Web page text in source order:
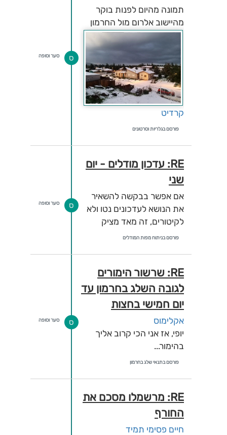
תמונה מהיום לפנות בוקר
מהיישוב אלרום מול החרמון
קרדיט
פורסם בגלריות וסרטונים
ס סער וסופה
RE: עדכון מודלים - יום
שני
אם אפשר בבקשה להשאיר
את הנושא לעדכונים נטו ולא
לקיטורים, זה מאד מציק
פורסם בניתוח מפות המודלים
ס סער וסופה
RE: שרשור הימורים
לגובה השלג בחרמון עד
יום חמישי בחצות
אקלימוס
יופי, אז אני הכי קרוב אליך
בהימור...
פורסם בתנאי שלג בחרמון
ס סער וסופה
RE: מרשמלו מסכם את
החורף
חיים פסימי תמיד